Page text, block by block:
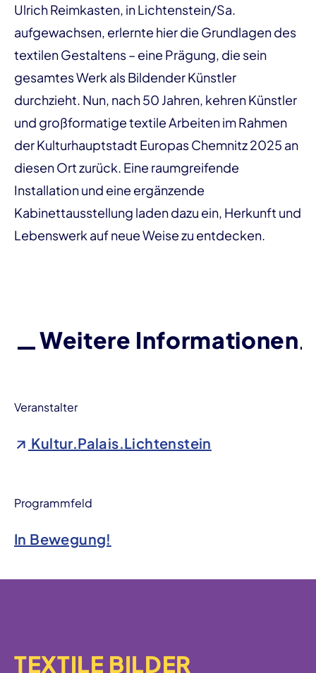
Ulrich Reimkasten, in Lichtenstein/Sa.
aufgewachsen, erlernte hier die Grundlagen des
textilen Gestaltens – eine Prägung, die sein
gesamtes Werk als Bildender Künstler
durchzieht. Nun, nach 50 Jahren, kehren Künstler
und großformatige textile Arbeiten im Rahmen
der Kulturhauptstadt Europas Chemnitz 2025 an
diesen Ort zurück. Eine raumgreifende
Installation und eine ergänzende
Kabinettausstellung laden dazu ein, Herkunft und
Lebenswerk auf neue Weise zu entdecken.
Weitere Informationen
Veranstalter
Kultur.Palais.Lichtenstein
Programmfeld
In Bewegung!
TEXTILE BILDER